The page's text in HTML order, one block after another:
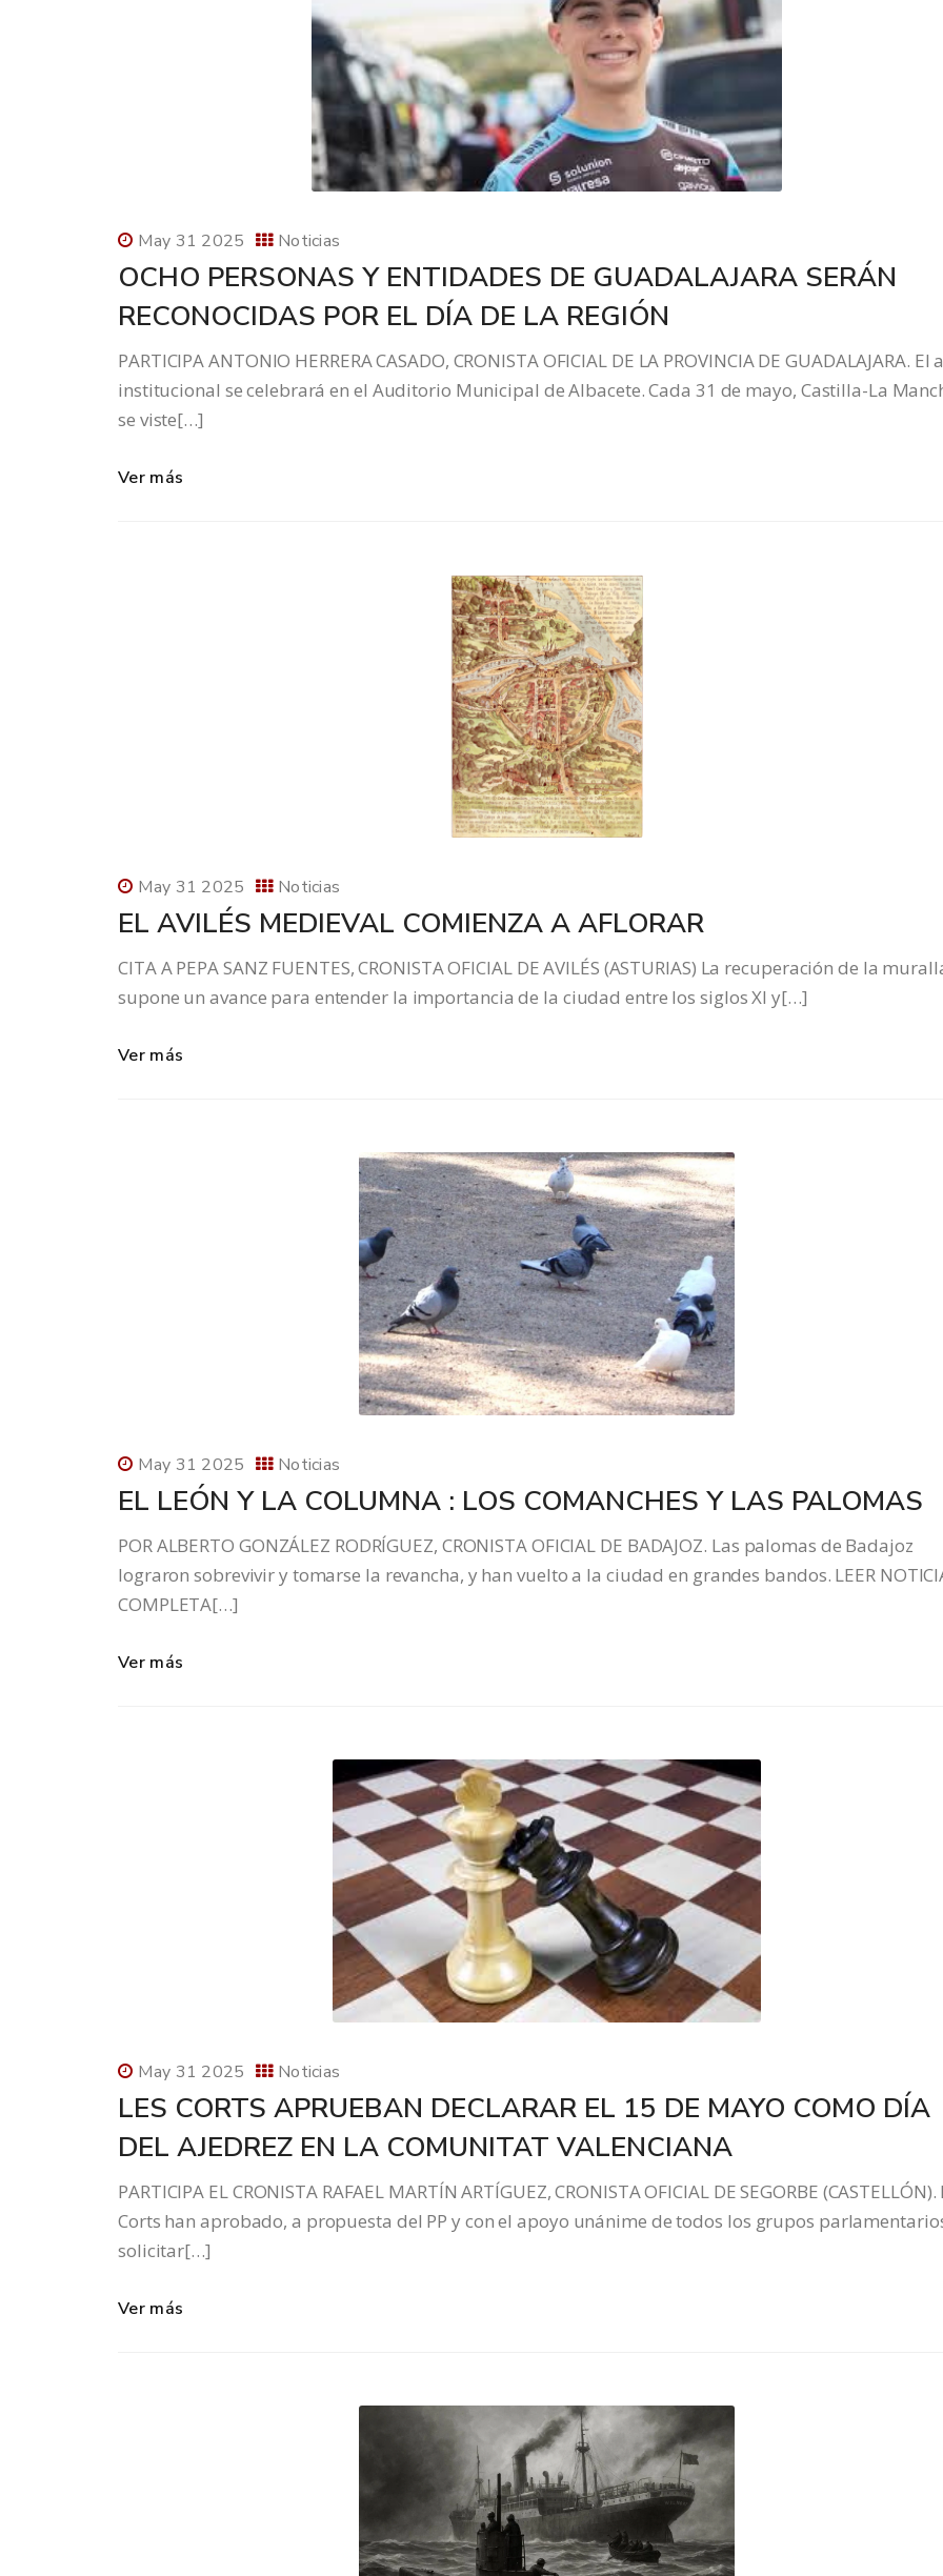
May 31 2025 Noticias
OCHO PERSONAS Y ENTIDADES DE GUADALAJARA SERÁN
RECONOCIDAS POR EL DÍA DE LA REGIÓN
PARTICIPA ANTONIO HERRERA CASADO, CRONISTA OFICIAL DE LA PROVINCIA DE GUADALAJARA. El
institucional se celebrará en el Auditorio Municipal de Albacete. Cada 31 de mayo, Castilla-La
se viste[…]
Ver más
May 31 2025 Noticias
EL AVILÉS MEDIEVAL COMIENZA A AFLORAR
CITA A PEPA SANZ FUENTES, CRONISTA OFICIAL DE AVILÉS (ASTURIAS) La recuperación de la
supone un avance para entender la importancia de la ciudad entre los siglos XI y[…]
Ver más
May 31 2025 Noticias
EL LEÓN Y LA COLUMNA : LOS COMANCHES Y LAS PALOMAS
POR ALBERTO GONZÁLEZ RODRÍGUEZ, CRONISTA OFICIAL DE BADAJOZ. Las palomas de Badajoz
lograron sobrevivir y tomarse la revancha, y han vuelto a la ciudad en grandes bandos. LEER
COMPLETA[…]
Ver más
May 31 2025 Noticias
LES CORTS APRUEBAN DECLARAR EL 15 DE MAYO COMO DÍA
DEL AJEDREZ EN LA COMUNITAT VALENCIANA
PARTICIPA EL CRONISTA RAFAEL MARTÍN ARTÍGUEZ, CRONISTA OFICIAL DE SEGORBE (CASTELLÓN).
Corts han aprobado, a propuesta del PP y con el apoyo unánime de todos los grupos
solicitar[…]
Ver más